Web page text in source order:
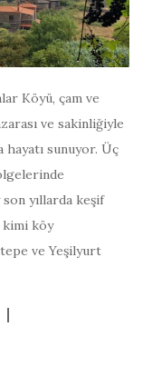
Köyü, çam ve
ve sakinliğiyle
sunuyor. Üç
yıllarda keşif
kimi köy
ve Yeşilyurt